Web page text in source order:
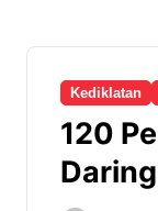
Kediklatan
120